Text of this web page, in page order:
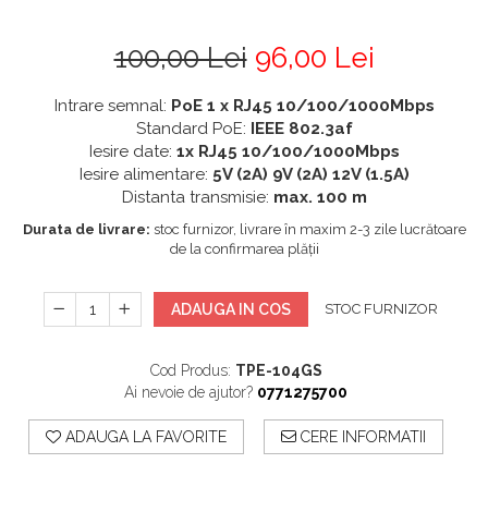
100,00 Lei 96,00 Lei
Intrare semnal: PoE 1 x RJ45 10/100/1000Mbps
Standard PoE:
IEEE 802.3af
Iesire date: 1x RJ45 10/100/1000Mbps
Iesire alimentare: 5V (2A) 9V (2A) 12V (1.5A)
Distanta transmisie: max. 100 m
Durata de livrare: stoc furnizor, livrare în maxim 2-3 zile lucrătoare
de la confirmarea plății
ADAUGA IN COS STOC FURNIZOR
Cod Produs: TPE-104GS
Ai nevoie de ajutor? 0771275700
ADAUGA LA FAVORITE CERE INFORMATII